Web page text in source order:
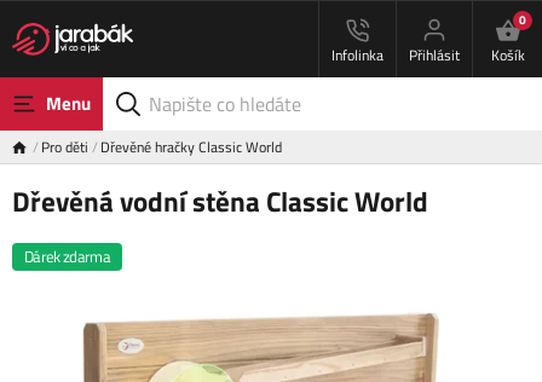
Infolinka Přihlásit
0
Košík
Menu
Pro děti Dřevěné hračky Classic World
Dřevěná vodní stěna Classic World
Dárek zdarma